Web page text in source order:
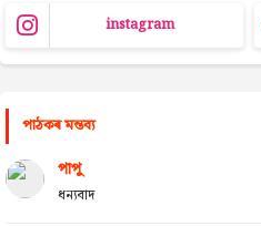
instagram
পাঠকৰ মন্তব্য
পাপু
ধন্যবাদ